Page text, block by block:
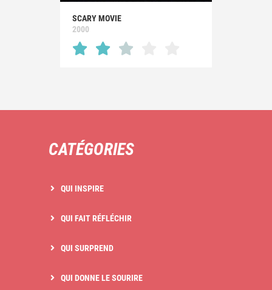
SCARY MOVIE
2000
CATÉGORIES
QUI INSPIRE
QUI FAIT RÉFLÉCHIR
QUI SURPREND
QUI DONNE LE SOURIRE